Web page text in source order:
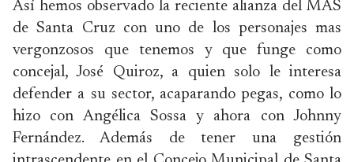
Así hemos observado la reciente alianza del MAS
de Santa Cruz con uno de los personajes mas
vergonzosos que tenemos y que funge como
concejal, José Quiroz, a quien solo le interesa
defender a su sector, acaparando pegas, como lo
hizo con Angélica Sossa y ahora con Johnny
Fernández. Además de tener una gestión